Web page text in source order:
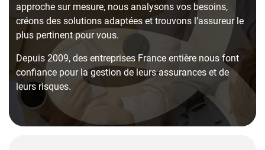
approche sur mesure, nous analysons vos besoins,
créons des solutions adaptées et trouvons l’assureur le
plus pertinent pour vous.
Depuis 2009, des entreprises France entière nous font
confiance pour la gestion de leurs assurances et de
leurs risques.